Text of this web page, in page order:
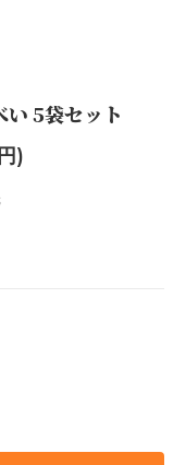
い 5袋セット
)